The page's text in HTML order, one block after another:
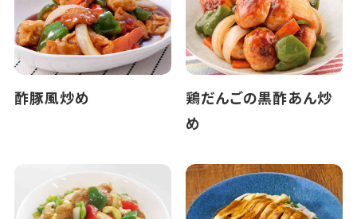
酢豚風炒め
鶏だんごの黒酢あん炒
め